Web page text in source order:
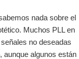
nada sobre el
Muchos PLL en
no deseadas
aunque algunos están